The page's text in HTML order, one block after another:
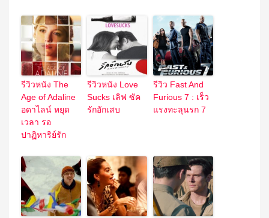
รีวิวหนัง The
Age of Adaline
อดาไลน์ หยุด
เวลา รอ
ปาฏิหาริย์รัก
รีวิวหนัง Love
Sucks เลิฟ ซัค
รักอักเสบ
รีวิว Fast And
Furious 7 : เร็ว
แรงทะลุนรก 7